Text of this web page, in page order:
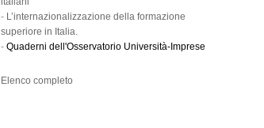
- L’internazionalizzazione della formazione
superiore in Italia.
- Quaderni dell'Osservatorio Università-Imprese
Elenco completo